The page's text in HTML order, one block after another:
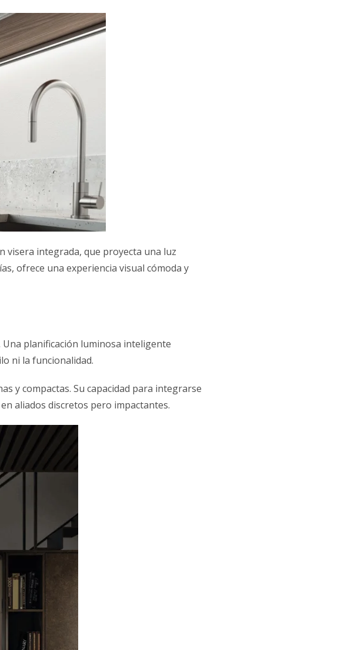
visera integrada, que proyecta una luz
ofrece una experiencia visual cómoda y
planificación luminosa inteligente
ni la funcionalidad.
y compactas. Su capacidad para integrarse
aliados discretos pero impactantes.